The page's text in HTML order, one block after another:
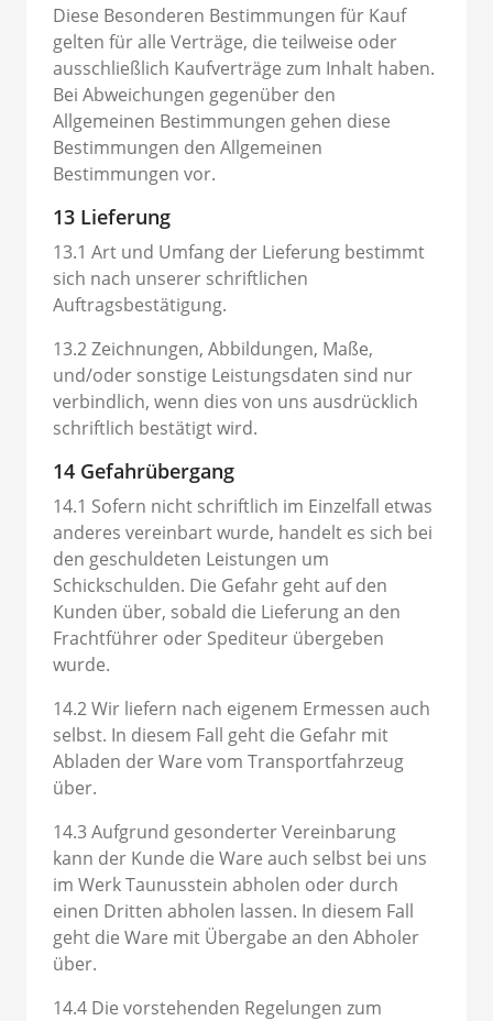
Diese Besonderen Bestimmungen für Kauf
gelten für alle Verträge, die teilweise oder
ausschließlich Kaufverträge zum Inhalt haben.
Bei Abweichungen gegenüber den
Allgemeinen Bestimmungen gehen diese
Bestimmungen den Allgemeinen
Bestimmungen vor.
13 Lieferung
13.1 Art und Umfang der Lieferung bestimmt
sich nach unserer schriftlichen
Auftragsbestätigung.
13.2 Zeichnungen, Abbildungen, Maße,
und/oder sonstige Leistungsdaten sind nur
verbindlich, wenn dies von uns ausdrücklich
schriftlich bestätigt wird.
14 Gefahrübergang
14.1 Sofern nicht schriftlich im Einzelfall etwas
anderes vereinbart wurde, handelt es sich bei
den geschuldeten Leistungen um
Schickschulden. Die Gefahr geht auf den
Kunden über, sobald die Lieferung an den
Frachtführer oder Spediteur übergeben
wurde.
14.2 Wir liefern nach eigenem Ermessen auch
selbst. In diesem Fall geht die Gefahr mit
Abladen der Ware vom Transportfahrzeug
über.
14.3 Aufgrund gesonderter Vereinbarung
kann der Kunde die Ware auch selbst bei uns
im Werk Taunusstein abholen oder durch
einen Dritten abholen lassen. In diesem Fall
geht die Ware mit Übergabe an den Abholer
über.
14.4 Die vorstehenden Regelungen zum